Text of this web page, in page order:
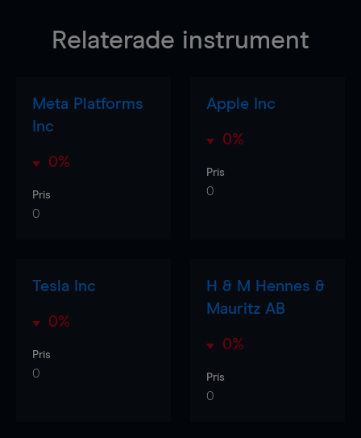
Relaterade instrument
Meta Platforms
Inc
0%
Pris
0
Apple Inc
0%
Pris
0
Tesla Inc
0%
Pris
0
H & M Hennes &
Mauritz AB
0%
Pris
0